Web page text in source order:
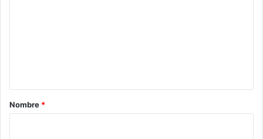
rNombre *